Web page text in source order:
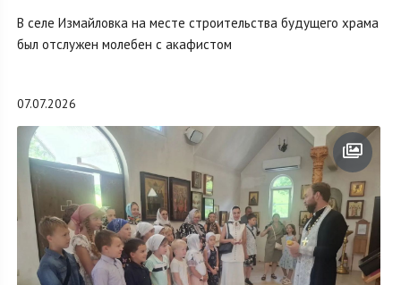
В селе Измайловка на месте строительства будущего храма
был отслужен молебен с акафистом
07.07.2026